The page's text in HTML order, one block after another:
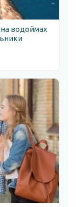
на водоймах